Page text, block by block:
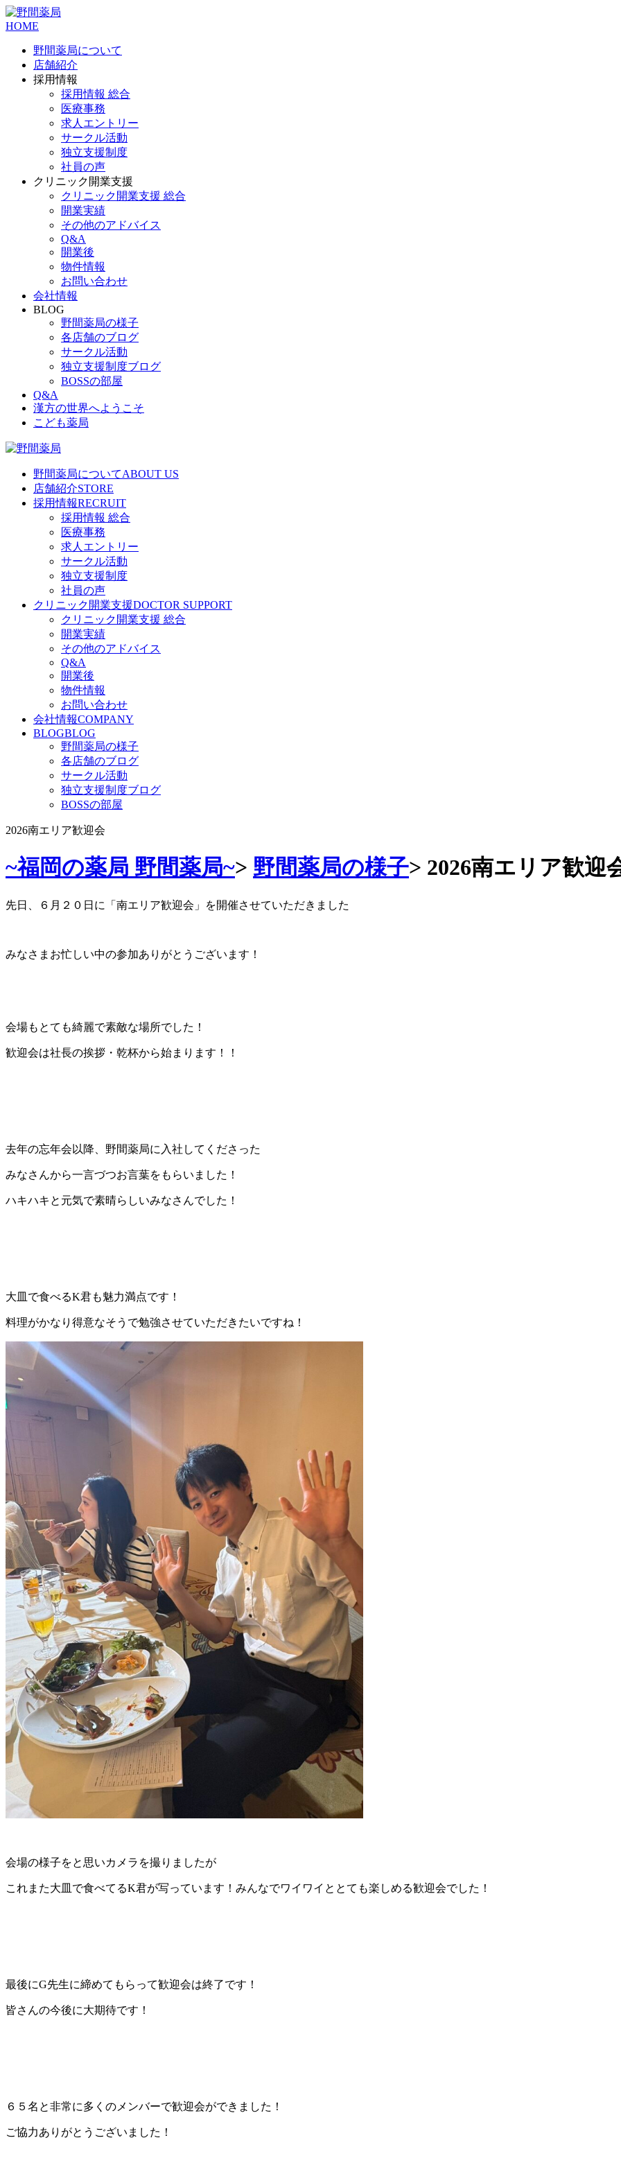
HOME
野間薬局について
店舗紹介
採用情報
採用情報 総合
医療事務
求人エントリー
サークル活動
独立支援制度
社員の声
クリニック開業支援
クリニック開業支援 総合
開業実績
その他のアドバイス
Q&A
開業後
物件情報
お問い合わせ
会社情報
BLOG
野間薬局の様子
各店舗のブログ
サークル活動
独立支援制度ブログ
BOSSの部屋
Q&A
漢方の世界へようこそ
こども薬局
野間薬局についてABOUT US
店舗紹介STORE
採用情報RECRUIT
採用情報 総合
医療事務
求人エントリー
サークル活動
独立支援制度
社員の声
クリニック開業支援DOCTOR SUPPORT
クリニック開業支援 総合
開業実績
その他のアドバイス
Q&A
開業後
物件情報
お問い合わせ
会社情報COMPANY
BLOGBLOG
野間薬局の様子
各店舗のブログ
サークル活動
独立支援制度ブログ
BOSSの部屋
2026南エリア歓迎会
~福岡の薬局 野間薬局~> 野間薬局の様子> 2026南エリア歓迎
先日、６月２０日に「南エリア歓迎会」を開催させていただきました
みなさまお忙しい中の参加ありがとうございます！
会場もとても綺麗で素敵な場所でした！
歓迎会は社長の挨拶・乾杯から始まります！！
去年の忘年会以降、野間薬局に入社してくださった
みなさんから一言づつお言葉をもらいました！
ハキハキと元気で素晴らしいみなさんでした！
大皿で食べるK君も魅力満点です！
料理がかなり得意なそうで勉強させていただきたいですね！
会場の様子をと思いカメラを撮りましたが
これまた大皿で食べてるK君が写っています！みんなでワイワイととても楽しめる歓迎会でした！
最後にG先生に締めてもらって歓迎会は終了です！
皆さんの今後に大期待です！
６５名と非常に多くのメンバーで歓迎会ができました！
ご協力ありがとうございました！